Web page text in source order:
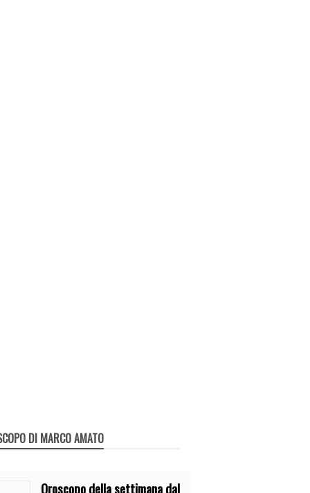
DI MARCO AMATO
Oroscopo della settimana dal